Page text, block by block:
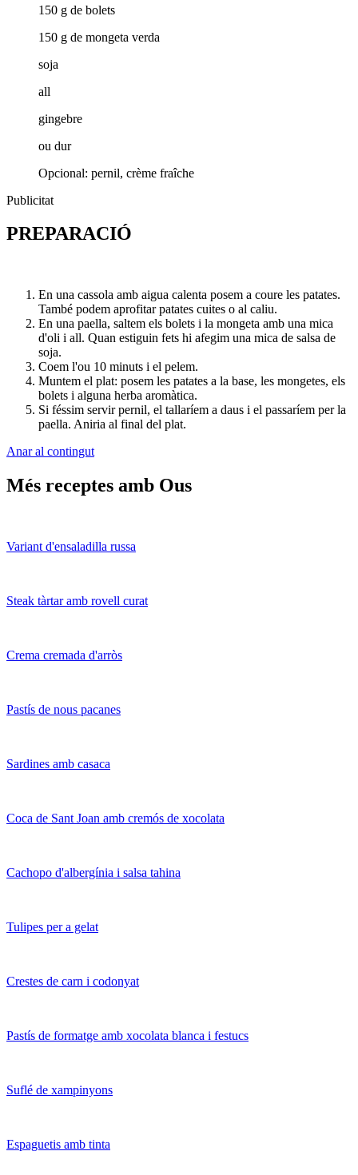
150 g de bolets
150 g de mongeta verda
soja
all
gingebre
ou dur
Opcional: pernil, crème fraîche
Publicitat
PREPARACIÓ
En una cassola amb aigua calenta posem a coure les patates.
També podem aprofitar patates cuites o al caliu.
En una paella, saltem els bolets i la mongeta amb una mica
d'oli i all. Quan estiguin fets hi afegim una mica de salsa de
soja.
Coem l'ou 10 minuts i el pelem.
Muntem el plat: posem les patates a la base, les mongetes, els
bolets i alguna herba aromàtica.
Si féssim servir pernil, el tallaríem a daus i el passaríem per la
paella. Aniria al final del plat.
Anar al contingut
Més receptes amb Ous
Variant d'ensaladilla russa
Steak tàrtar amb rovell curat
Crema cremada d'arròs
Pastís de nous pacanes
Sardines amb casaca
Coca de Sant Joan amb cremós de xocolata
Cachopo d'albergínia i salsa tahina
Tulipes per a gelat
Crestes de carn i codonyat
Pastís de formatge amb xocolata blanca i festucs
Suflé de xampinyons
Espaguetis amb tinta